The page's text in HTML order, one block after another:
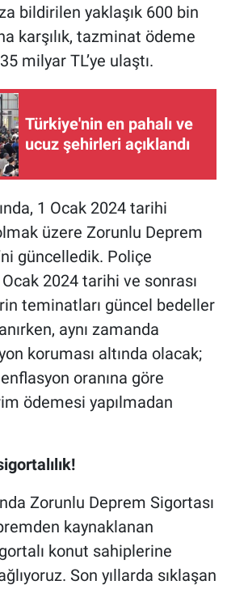
bildirilen yaklaşık 600 bin
karşılık, tazminat ödeme
milyar TL’ye ulaştı.
Türkiye'nin en pahalı ve
ucuz şehirleri açıklandı
1 Ocak 2024 tarihi
üzere Zorunlu Deprem
güncelledik. Poliçe
2024 tarihi ve sonrası
teminatları güncel bedeller
aynı zamanda
koruması altında olacak;
oranına göre
ödemesi yapılmadan
Zorunlu Deprem Sigortası
kaynaklanan
konut sahiplerine
Son yıllarda sıklaşan